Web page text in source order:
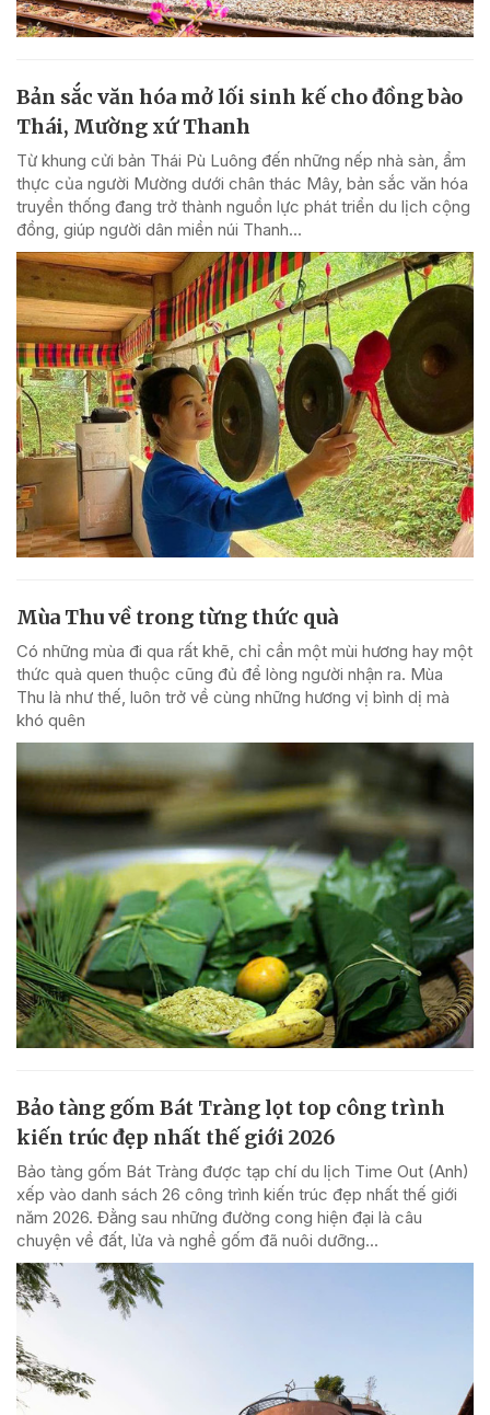
Bản sắc văn hóa mở lối sinh kế cho đồng bào
Thái, Mường xứ Thanh
Từ khung cửi bản Thái Pù Luông đến những nếp nhà sàn, ẩm
thực của người Mường dưới chân thác Mây, bản sắc văn hóa
truyền thống đang trở thành nguồn lực phát triển du lịch cộng
đồng, giúp người dân miền núi Thanh...
Mùa Thu về trong từng thức quà
Có những mùa đi qua rất khẽ, chỉ cần một mùi hương hay một
thức quà quen thuộc cũng đủ để lòng người nhận ra. Mùa
Thu là như thế, luôn trở về cùng những hương vị bình dị mà
khó quên
Bảo tàng gốm Bát Tràng lọt top công trình
kiến trúc đẹp nhất thế giới 2026
Bảo tàng gốm Bát Tràng được tạp chí du lịch Time Out (Anh)
xếp vào danh sách 26 công trình kiến trúc đẹp nhất thế giới
năm 2026. Đằng sau những đường cong hiện đại là câu
chuyện về đất, lửa và nghề gốm đã nuôi dưỡng...